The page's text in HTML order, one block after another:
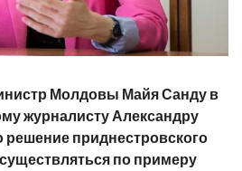
Молдовы Майя Санду в
журналисту Александру
решение приднестровского
по примеру